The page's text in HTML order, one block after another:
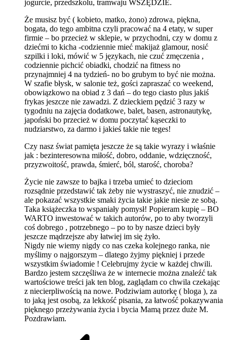
jogurcie, przedszkolu, tramwaju WSZĘDZIE.
Że musisz być ( kobieto, matko, żono) zdrowa, piękna,
bogata, do tego ambitna czyli pracować na 4 etaty, w super
firmie – bo przecież w sklepie, w przychodni, czy w domu z
dziećmi to kicha -codziennie mieć makijaż glamour, nosić
szpilki i loki, mówić w 5 językach, nie czuć zmęczenia ,
codziennie pichcić obiadki, chodzić na fitness no
przynajmniej 4 na tydzień- no bo grubym to być nie można.
W szafie błysk, w salonie też, gości zapraszać co weekend,
obowiązkowo na obiad z 3 dań – do tego ciasto plus jakiś
frykas jeszcze nie zawadzi. Z dzieckiem pędzić 3 razy w
tygodniu na zajęcia dodatkowe, balet, basen, astronautykę,
japoński bo przecież w domu poczytać kąseczki to
nudziarstwo, za darmo i jakieś takie nie teges!
Czy nasz świat pamięta jeszcze że są takie wyrazy i właśnie
jak : bezinteresowna miłość, dobro, oddanie, wdzięczność,
przyzwoitość, prawda, śmierć, ból, starość, choroba?
Życie nie zawsze to bajka i trzeba umieć to dzieciom
rozsądnie przedstawić tak żeby nie wystraszyć, nie znudzić –
ale pokazać wszystkie smaki życia takie jakie niesie ze sobą.
Taka książeczka to wspaniały pomysł! Popieram kupię – BO
WARTO inwestować w takich autorów, po to aby tworzyli
coś dobrego , potrzebnego – po to by nasze dzieci były
jeszcze mądrzejsze aby łatwiej im się żyło.
Nigdy nie wiemy nigdy co nas czeka kolejnego ranka, nie
myślimy o najgorszym – dlatego żyjmy piękniej i przede
wszystkim świadomie ! Celebrujmy życie w każdej chwili.
Bardzo jestem szczęśliwa że w internecie można znaleźć tak
wartościowe treści jak ten blog, zaglądam co chwila czekając
z niecierpliwością na nowe. Podziwiam autorkę ( bloga ), za
to jaką jest osobą, za lekkość pisania, za łatwość pokazywania
pięknego przeżywania życia i bycia Mamą przez duże M.
Pozdrawiam.